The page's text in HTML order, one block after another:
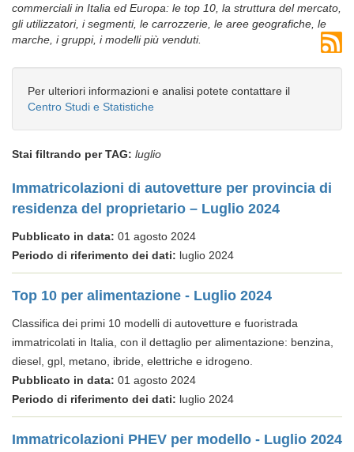
commerciali in Italia ed Europa: le top 10, la struttura del mercato,
gli utilizzatori, i segmenti, le carrozzerie, le aree geografiche, le
marche, i gruppi, i modelli più venduti.
Per ulteriori informazioni e analisi potete contattare il
Centro Studi e Statistiche
Stai filtrando per TAG: luglio
Immatricolazioni di autovetture per provincia di
residenza del proprietario – Luglio 2024
Pubblicato in data: 01 agosto 2024
Periodo di riferimento dei dati: luglio 2024
Top 10 per alimentazione - Luglio 2024
Classifica dei primi 10 modelli di autovetture e fuoristrada
immatricolati in Italia, con il dettaglio per alimentazione: benzina,
diesel, gpl, metano, ibride, elettriche e idrogeno.
Pubblicato in data: 01 agosto 2024
Periodo di riferimento dei dati: luglio 2024
Immatricolazioni PHEV per modello - Luglio 2024